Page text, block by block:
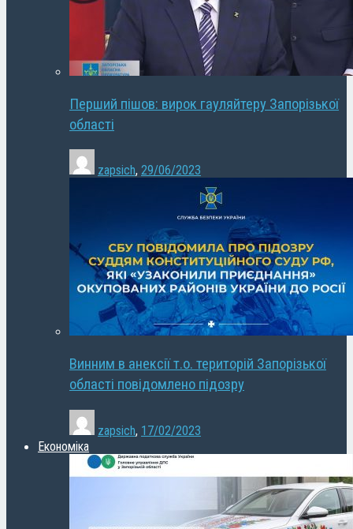
Перший пішов: вирок гауляйтеру Запорізької
області
zapsich, 29/06/2023
Винним в анексії т.о. територій Запорізької
області повідомлено підозру
zapsich, 17/02/2023
Економіка